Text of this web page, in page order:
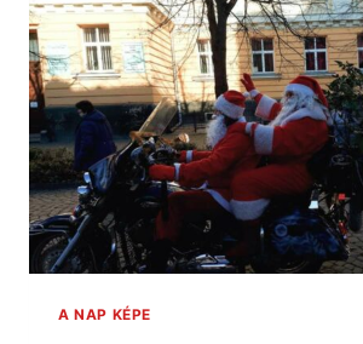
A NAP KÉPE